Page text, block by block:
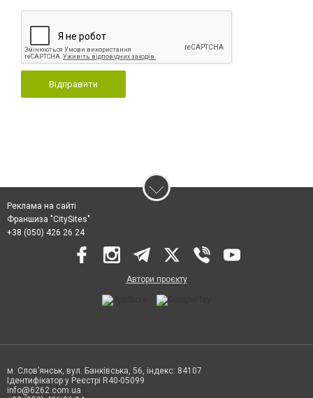
Відправити
Реклама на сайті
Франшиза "CitySites"
+38 (050) 426 26 24
Автори проєкту
м. Слов’янськ, вул. Банківська, 56, індекс: 84107
Ідентифікатор у Реєстрі R40-05099
info@6262.com.ua